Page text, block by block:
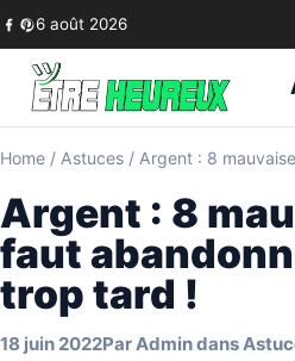
Skip to content
6 août 2026
Home / Astuces / Argent : 8
Argent : 8
faut
trop tard !
18 juin 2022ParAdmindans